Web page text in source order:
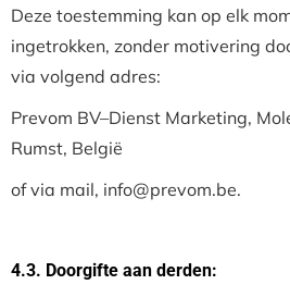
Deze toestemming kan op elk
ingetrokken, zonder motivering
via volgend adres:
Prevom BV–Dienst Marketing,
Rumst, België
of via mail, info@prevom.be.
4.3. Doorgifte aan derden: